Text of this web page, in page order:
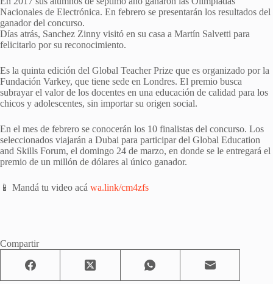
Nacionales de Electrónica. En febrero se presentarán los resultados del
ganador del concurso.
Días atrás, Sanchez Zinny visitó en su casa a Martín Salvetti para
felicitarlo por su reconocimiento.
Es la quinta edición del Global Teacher Prize que es organizado por la
Fundación Varkey, que tiene sede en Londres. El premio busca
subrayar el valor de los docentes en una educación de calidad para los
chicos y adolescentes, sin importar su origen social.
En el mes de febrero se conocerán los 10 finalistas del concurso. Los
seleccionados viajarán a Dubai para participar del Global Education
and Skills Forum, el domingo 24 de marzo, en donde se le entregará el
premio de un millón de dólares al único ganador.
📱 Mandá tu video acá wa.link/cm4zfs
Compartir